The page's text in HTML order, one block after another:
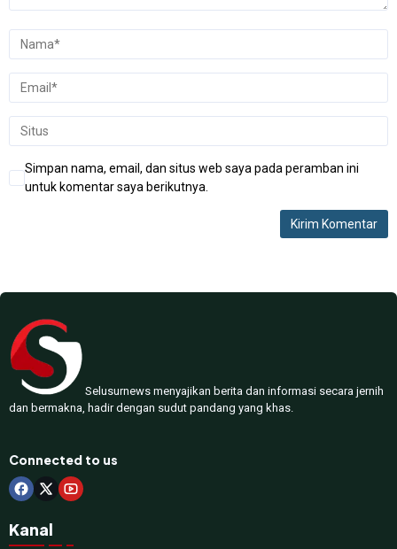
Simpan nama, email, dan situs web saya pada peramban ini
untuk komentar saya berikutnya.
Selusurnews menyajikan berita dan informasi secara jernih
dan bermakna, hadir dengan sudut pandang yang khas.
Connected to us
Kanal